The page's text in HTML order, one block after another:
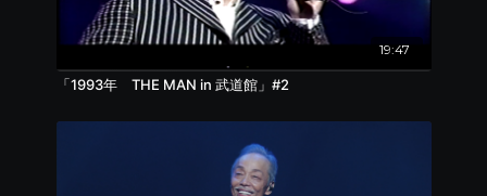
19:47
「1993年 THE MAN in 武道館」#2